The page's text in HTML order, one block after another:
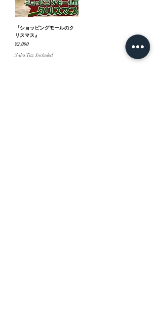
『ショッピングモールのク
リスマス』
Price
¥2,090
Sales Tax Included